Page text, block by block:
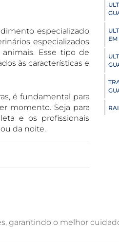
especializado
especializados
Esse tipo de
às características e
é fundamental para
momento. Seja para
e os profissionais
da noite.
EM
garantindo o melhor